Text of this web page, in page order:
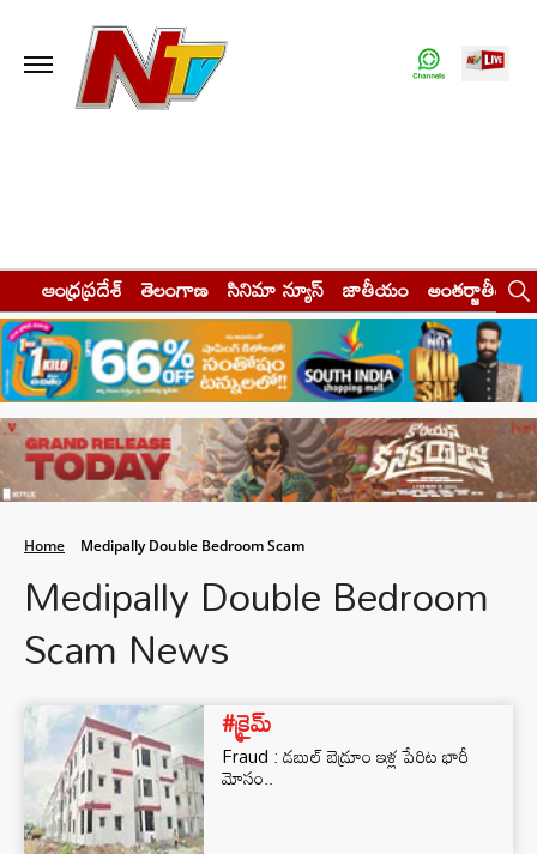
ఆంధ్రప్రదేశ్ తెలంగాణ సినిమా న్యూస్ జాతీయం అంతర్జాతీయం
Home Medipally Double Bedroom Scam
Medipally Double Bedroom
Scam News
#క్రైమ్
Fraud : డబుల్ బెడ్రూం ఇళ్ల పేరిట భారీ
మోసం..